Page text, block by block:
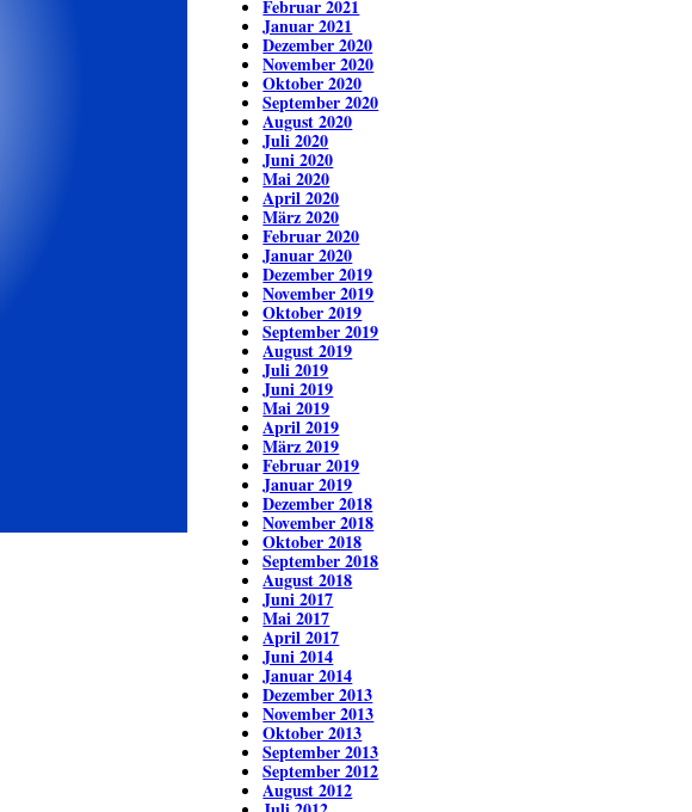
Februar 2021
Januar 2021
Dezember 2020
November 2020
Oktober 2020
September 2020
August 2020
Juli 2020
Juni 2020
Mai 2020
April 2020
März 2020
Februar 2020
Januar 2020
Dezember 2019
November 2019
Oktober 2019
September 2019
August 2019
Juli 2019
Juni 2019
Mai 2019
April 2019
März 2019
Februar 2019
Januar 2019
Dezember 2018
November 2018
Oktober 2018
September 2018
August 2018
Juni 2017
Mai 2017
April 2017
Juni 2014
Januar 2014
Dezember 2013
November 2013
Oktober 2013
September 2013
September 2012
August 2012